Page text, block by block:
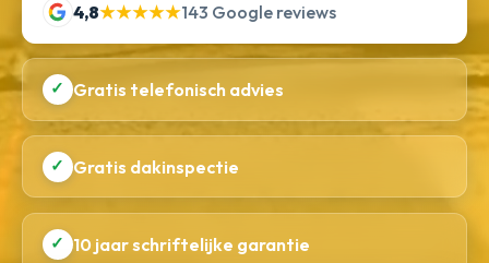
4,8★★★★★143 Google reviews
✓ Gratis telefonisch advies
✓ Gratis dakinspectie
✓ 10 jaar schriftelijke garantie